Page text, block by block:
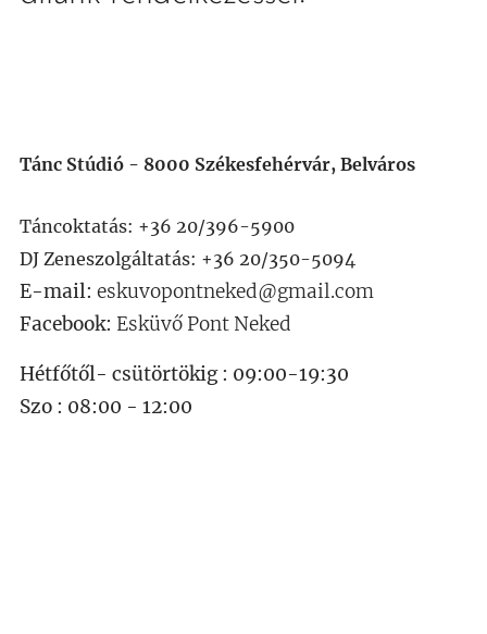
Tánc Stúdió - 8000 Székesfehérvár, Belváros
Táncoktatás: +36 20/396-5900
DJ Zeneszolgáltatás: +36 20/350-5094
E-mail: eskuvopontneked@gmail.com
Facebook: Esküvő Pont Neked
Hétfőtől- csütörtökig : 09:00-19:30
Szo : 08:00 - 12:00